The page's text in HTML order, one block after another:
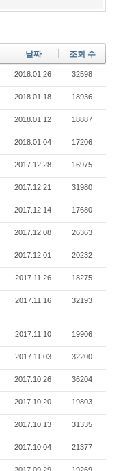
날짜 조회 수
2018.01.26 32598
2018.01.18 18936
2018.01.12 18887
2018.01.04 17206
2017.12.28 16975
2017.12.21 31980
2017.12.14 17680
2017.12.08 26363
2017.12.01 20232
2017.11.26 18275
2017.11.16 32193
2017.11.10 19906
2017.11.03 32200
2017.10.26 36204
2017.10.20 19803
2017.10.13 31335
2017.10.04 21377